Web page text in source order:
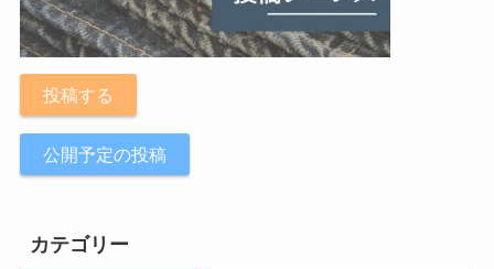
投稿する
公開予定の投稿
カテゴリー